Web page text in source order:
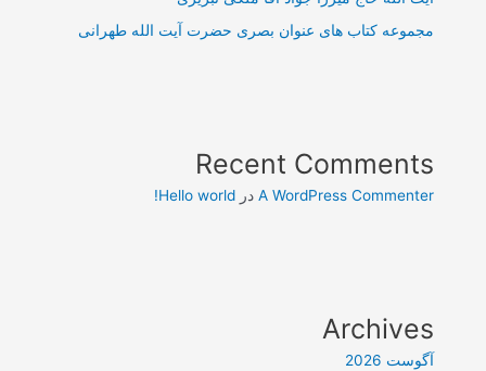
مجموعه کتاب های عنوان بصری حضرت آیت الله طهرانی
Recent Comments
A WordPress Commenter درHello world!
Archives
آگوست 2026